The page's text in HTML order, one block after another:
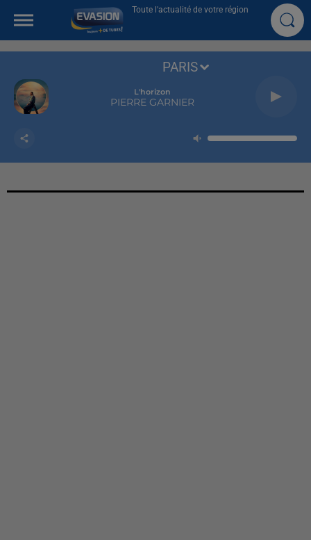
Toute l'actualité de votre région
L'horizon
PIERRE GARNIER
PARIS